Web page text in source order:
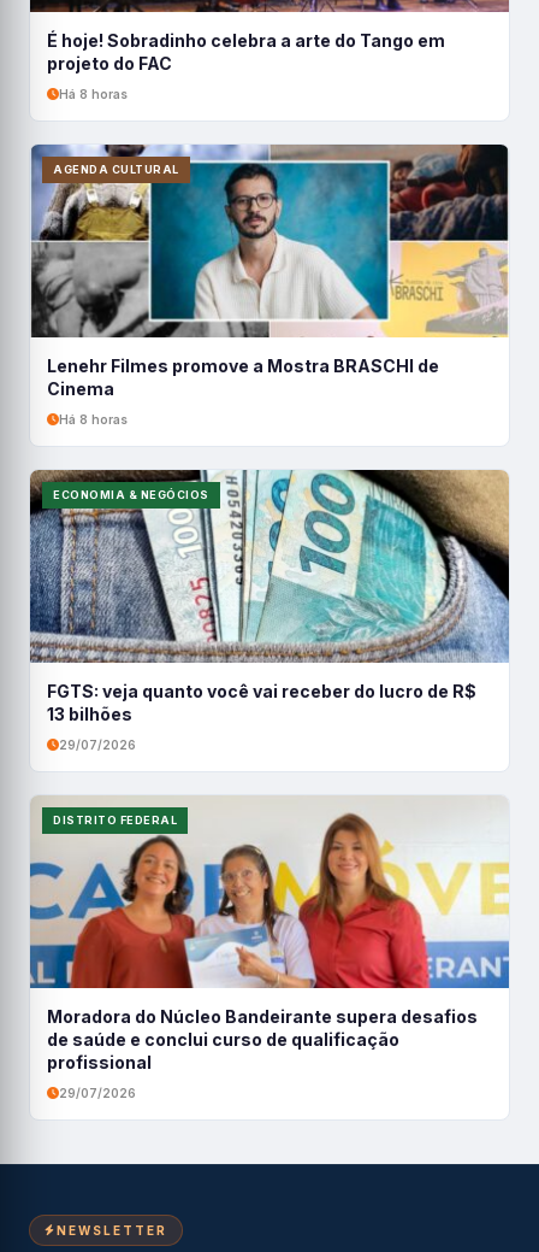
É hoje! Sobradinho celebra a arte do Tango em
projeto do FAC
Há 8 horas
AGENDA CULTURAL
Lenehr Filmes promove a Mostra BRASCHI de
Cinema
Há 8 horas
ECONOMIA & NEGÓCIOS
FGTS: veja quanto você vai receber do lucro de R$
13 bilhões
29/07/2026
DISTRITO FEDERAL
Moradora do Núcleo Bandeirante supera desafios
de saúde e conclui curso de qualificação
profissional
29/07/2026
NEWSLETTER